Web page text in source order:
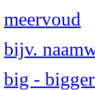
meervoud
bijv.
big -